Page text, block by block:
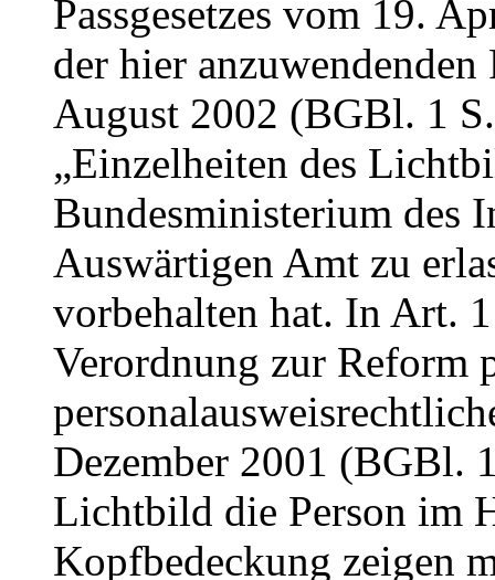
Passgesetzes vom 19.
der hier anzuwendenden
August 2002 (BGBl. 1
„Einzelheiten des
Bundesministerium des
Auswärtigen Amt zu
vorbehalten hat. In Art.
Verordnung zur Reform
Dezember 2001 (BGBl.
Lichtbild die Person im
Kopfbedeckung zeigen